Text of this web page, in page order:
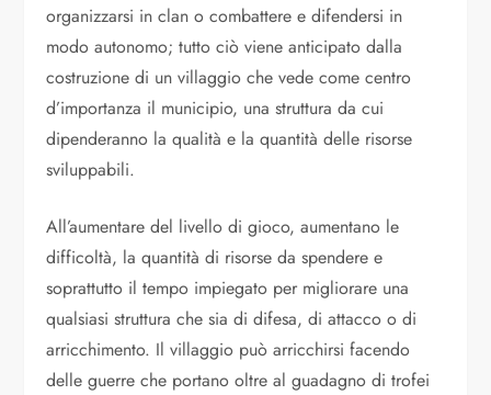
organizzarsi in clan o combattere e difendersi in
modo autonomo; tutto ciò viene anticipato dalla
costruzione di un villaggio che vede come centro
d’importanza il municipio, una struttura da cui
dipenderanno la qualità e la quantità delle risorse
sviluppabili.
All’aumentare del livello di gioco, aumentano le
difficoltà, la quantità di risorse da spendere e
soprattutto il tempo impiegato per migliorare una
qualsiasi struttura che sia di difesa, di attacco o di
arricchimento. Il villaggio può arricchirsi facendo
delle guerre che portano oltre al guadagno di trofei